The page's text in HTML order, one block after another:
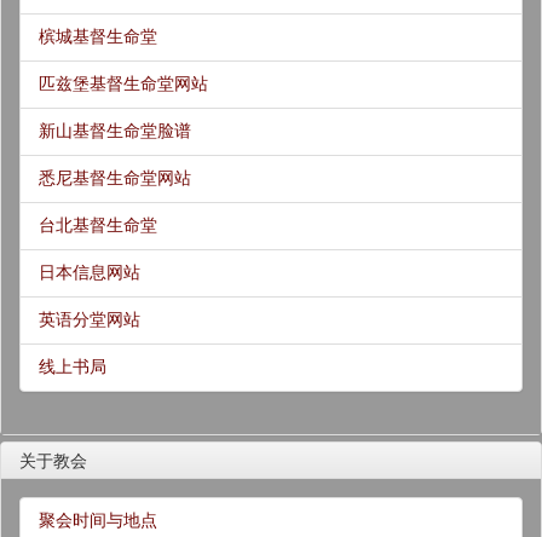
槟城基督生命堂
匹兹堡基督生命堂网站
新山基督生命堂脸谱
悉尼基督生命堂网站
台北基督生命堂
日本信息网站
英语分堂网站
线上书局
关于教会
聚会时间与地点